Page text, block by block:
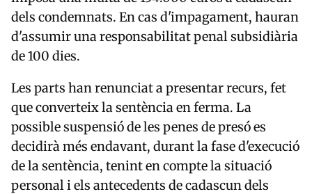
dels condemnats. En cas d'impagament, hauran
d'assumir una responsabilitat penal subsidiària
de 100 dies.
Les parts han renunciat a presentar recurs, fet
que converteix la sentència en ferma. La
possible suspensió de les penes de presó es
decidirà més endavant, durant la fase d'execució
de la sentència, tenint en compte la situació
personal i els antecedents de cadascun dels